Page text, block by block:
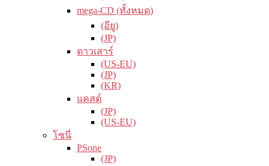
mega-CD (ทั้งหมด)
(อียู)
(JP)
ดาวเสาร์
(US-EU)
(JP)
(KR)
แคสต์
(JP)
(US-EU)
โซนี่
PSone
(JP)